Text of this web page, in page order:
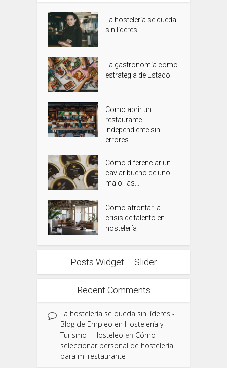
La hostelería se queda
sin líderes
La gastronomía como
estrategia de Estado
Como abrir un
restaurante
independiente sin
errores
Cómo diferenciar un
caviar bueno de uno
malo: las...
Como afrontar la
crisis de talento en
hostelería
Posts Widget – Slider
Recent Comments
La hostelería se queda sin líderes -
Blog de Empleo en Hostelería y
Turismo - Hosteleo en Cómo
seleccionar personal de hostelería
para mi restaurante